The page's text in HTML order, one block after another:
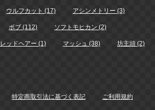
ウルフカット (17) アシンメトリー (3)
ボブ (112) ソフトモヒカン (2)
レッドヘアー (1) マッシュ (38) 坊主頭 (2)
特定商取引法に基づく表記 ご利用規約